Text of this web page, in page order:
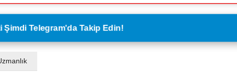
Şimdi Telegram'da Takip Edin!